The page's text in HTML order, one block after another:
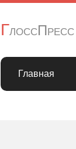
ГлоссПресс
Главная